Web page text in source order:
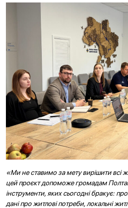
«Ми не ставимо за мету вирішити всі
цей проєкт допоможе громадам
інструменти, яких сьогодні бракує:
дані про житлові потреби, локальні